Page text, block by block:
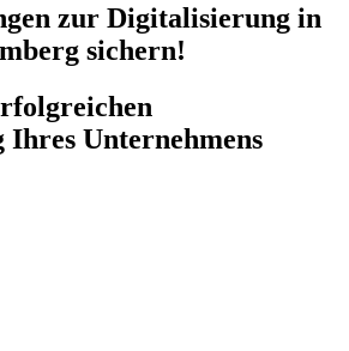
zur Digitalisierung in
sichern!
Unternehmens